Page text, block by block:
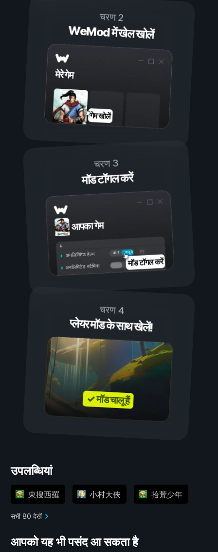
चरण 2
WeMod में खेल खोलें
मेरे गेम
गेम खोलें
चरण 3
मॉड टॉगल करें
आपका गेम
चालू है
बंद है
अनलिमिटेड हेल्थ
अनलिमिटेड स्टैमिना मॉड टॉगल करें
चरण 4
प्लेयर मॉड के साथ खेलें!
✓ मॉड चालू हैं
उपलब्धियां
東搜西羅 小村大俠 拾荒少年
सभी 80 देखें
आपको यह भी पसंद आ सकता है